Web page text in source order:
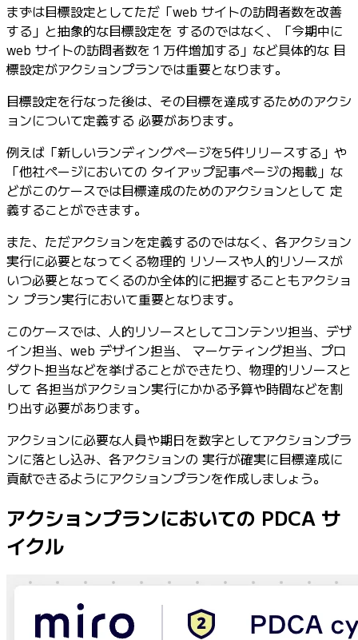
まずは目標設定としてただ「web サイトの訪問者数を改善
する」と抽象的な目標設定を するのではなく、「今期中に
web サイトの訪問者数を１万件増加する」など具体的な 目
標設定がアクションプランでは重要となります。
目標設定を行なった後は、その目標を達成するためのアクシ
ョンについて定義する 必要があります。
例えば「新しいランディングページを5件リリースする」や
「他社ページにおいての タイアップ記事ページの掲載」な
どがこのケースでは目標達成のためのアクションとして 定
義することができます。
また、ただアクションを定義するのではなく、各アクション
実行に必要となってくる物理的 リソースや人的リソースが
いつ必要となってくるのか全体的に把握することもアクショ
ン プラン実行において重要となります。
このケースでは、人的リソースとしてコンテンツ担当、デザ
イン担当、web デザイン担当、 マーケティング担当、プロ
ダクト担当などを挙げることができたり、物理的リソースと
して 各担当がアクション実行にかかる予算や時間などを割
り出す必要があります。
アクションに必要な人員や期日を数字としてアクションプラ
ンに落とし込み、各アクションの 実行が確実に目標達成に
貢献できるようにアクションプランを作成しましょう。
アクションプランにおいての PDCA サ
イクル